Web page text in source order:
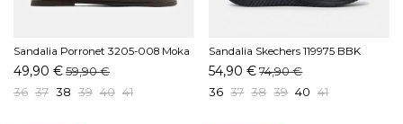
Sandalia Porronet 3205-008 Moka
49,90 €59,90 €
36 37 38 39 40 41
Sandalia Skechers 119975 BBK
Negro
54,90 € 74,90 €
36 37 38 39 40 41